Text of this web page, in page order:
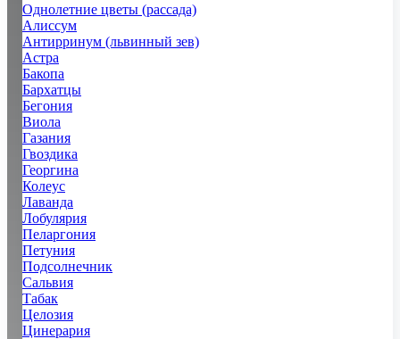
Однолетние цветы (рассада)
Алиссум
Антирринум (львинный зев)
Астра
Бакопа
Бархатцы
Бегония
Виола
Газания
Гвоздика
Георгина
Колеус
Лаванда
Лобулярия
Пеларгония
Петуния
Подсолнечник
Сальвия
Табак
Целозия
Цинерария